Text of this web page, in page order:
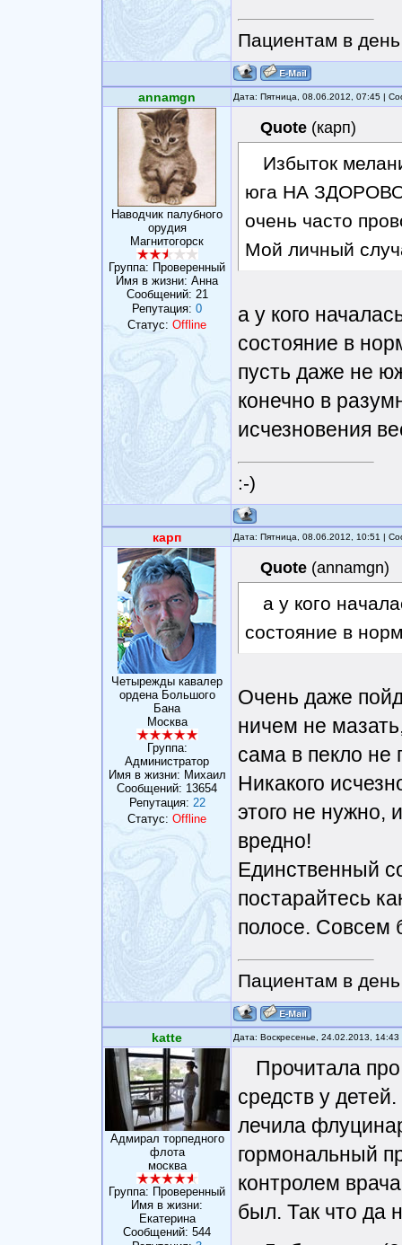
Пациентам в
annamgn Дата: Пятница, 08.06.2012, 07:45 |
Наводчик палубного
орудия
Магнитогорск
Группа: Проверенный
Имя в жизни: Анна
Сообщений: 21
Репутация: 0
Статус: Offline
Quote (карп)
Избыток
юга НА
очень часто
Мой личный
а у кого
состояние в
пусть даже не
конечно в
исчезновения
:-)
карп Дата: Пятница, 08.06.2012, 10:51 |
Четырежды кавалер
ордена Большого
Бана
Москва
Группа:
Администратор
Имя в жизни: Михаил
Сообщений: 13654
Репутация: 22
Статус: Offline
Quote (annamgn)
а у кого
состояние в
Очень даже
ничем не
сама в пекло не
Никакого
этого не нужно,
вредно!
Единственный
постарайтесь
полосе. Совсем
Пациентам в
katte Дата: Воскресенье, 24.02.2013,
Адмирал торпедного
флота
москва
Группа: Проверенный
Имя в жизни:
Eкатерина
Сообщений: 544
Прочитала
средств у
лечила
гормональный
контролем
был. Так что да